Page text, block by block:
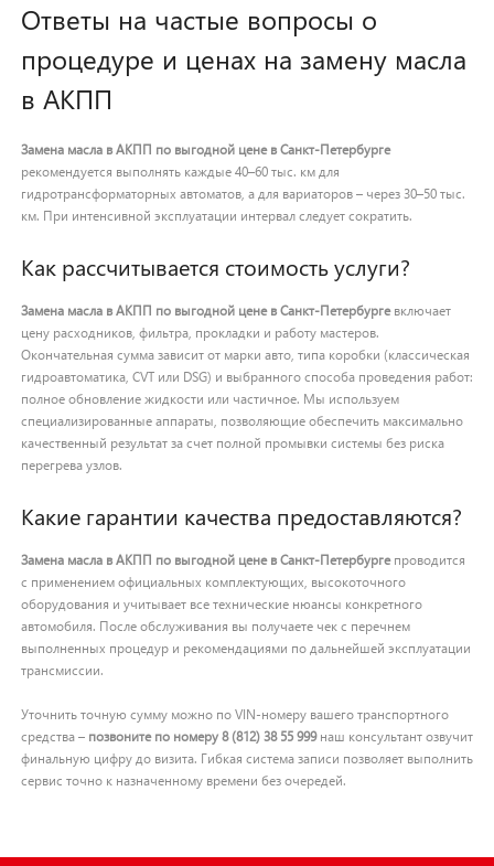
Ответы на частые вопросы о
процедуре и ценах на замену масла
в АКПП
Замена масла в АКПП по выгодной цене в Санкт-Петербурге
рекомендуется выполнять каждые 40–60 тыс. км для
гидротрансформаторных автоматов, а для вариаторов – через 30–50 тыс.
км. При интенсивной эксплуатации интервал следует сократить.
Как рассчитывается стоимость услуги?
Замена масла в АКПП по выгодной цене в Санкт-Петербургевключает
цену расходников, фильтра, прокладки и работу мастеров.
Окончательная сумма зависит от марки авто, типа коробки (классическая
гидроавтоматика, CVT или DSG) и выбранного способа проведения работ:
полное обновление жидкости или частичное. Мы используем
специализированные аппараты, позволяющие обеспечить максимально
качественный результат за счет полной промывки системы без риска
перегрева узлов.
Какие гарантии качества предоставляются?
Замена масла в АКПП по выгодной цене в Санкт-Петербургепроводится
с применением официальных комплектующих, высокоточного
оборудования и учитывает все технические нюансы конкретного
автомобиля. После обслуживания вы получаете чек с перечнем
выполненных процедур и рекомендациями по дальнейшей эксплуатации
трансмиссии.
Уточнить точную сумму можно по VIN-номеру вашего транспортного
средства – позвоните по номеру 8 (812) 38 55 999наш консультант озвучит
финальную цифру до визита. Гибкая система записи позволяет выполнить
сервис точно к назначенному времени без очередей.